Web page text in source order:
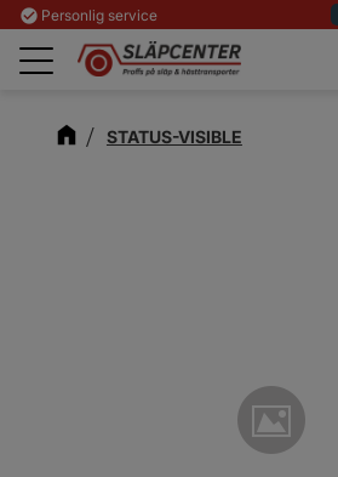
Meny
check_circle Personlig service
STATUS-VISIBLE